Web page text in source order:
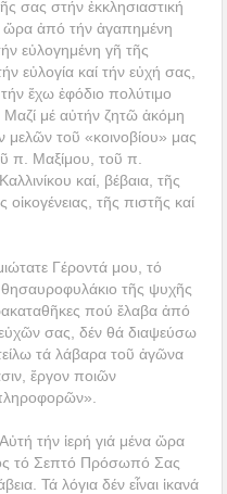
σας στήν ἐκκλησιαστική
ἀπό τήν ἀγαπημένη
εὐλογημένη γῆ τῆς
εὐλογία καί τήν εὐχή σας,
ἔχω ἐφόδιο πολύτιμο
Μαζί μέ αὐτήν ζητῶ ἀκόμη
μελῶν τοῦ «κοινοβίου» μας
π. Μαξίμου, τοῦ π.
καί, βέβαια, τῆς
τῆς πιστῆς καί
Γέροντά μου, τό
τῆς ψυχῆς
πού ἔλαβα ἀπό
σας, δέν θά διαψεύσω
τά λάβαρα τοῦ ἀγῶνα
ἔργον ποιῶν
τήν ἱερή γιά μένα ὥρα
τό Σεπτό Πρόσωπό Σας
Τά λόγια δέν εἶναι ἱκανά